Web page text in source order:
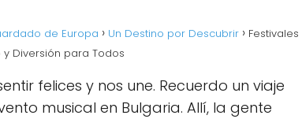
de Europa Un Destino por Descubrir
Festivales
y Diversión para Todos
felices y nos une. Recuerdo un viaje
musical en Bulgaria. Allí, la gente